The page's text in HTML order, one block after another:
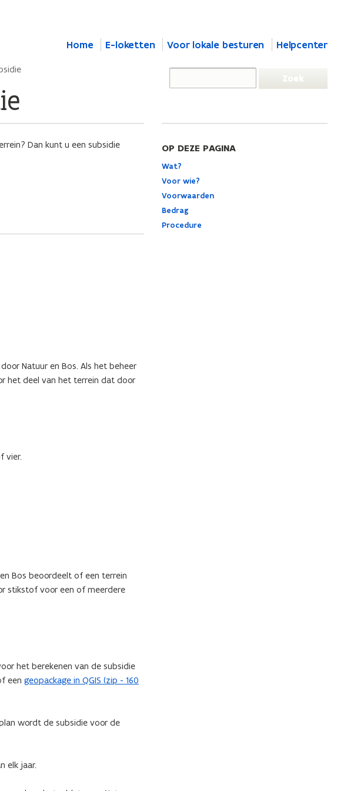
Home E-loketten Voor lokale besturen Helpcenter
Dan kunt u een subsidie
Natuur en Bos. Als het beheer
het deel van het terrein dat door
vier.
Bos beoordeelt of een terrein
stikstof voor een of meerdere
het berekenen van de subsidie
een geopackage in QGIS (zip - 160
wordt de subsidie voor de
elk jaar.
OP DEZE PAGINA
Wat?
Voor wie?
Voorwaarden
Bedrag
Procedure